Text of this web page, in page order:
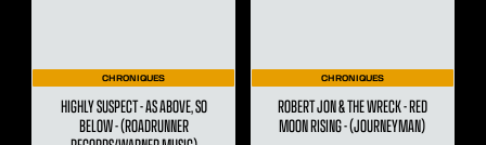
CHRONIQUES
HIGHLY SUSPECT - AS ABOVE, SO
BELOW - (ROADRUNNER
CHRONIQUES
ROBERT JON & THE WRECK - RED
MOON RISING - (JOURNEYMAN)